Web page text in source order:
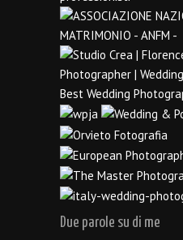
Due parole su di me